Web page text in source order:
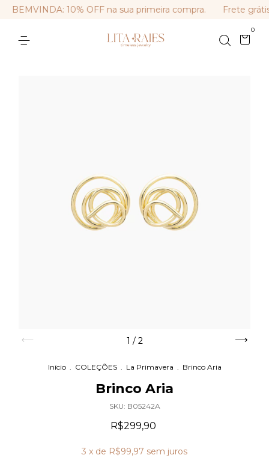
BEMVINDA: 10% OFF na sua primeira compra. Frete
0
1 / 2
Início COLEÇÕES La Primavera Brinco Aria
Brinco Aria
SKU: B05242A
R$299,90
3 x de R$99,97 sem juros